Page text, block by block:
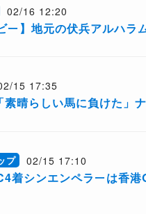
02/16 12:20
ー】地元の伏兵アルハ
15 17:35
素晴らしい馬に負けた」
プ 02/15 17:10
着シンエンペラーは香